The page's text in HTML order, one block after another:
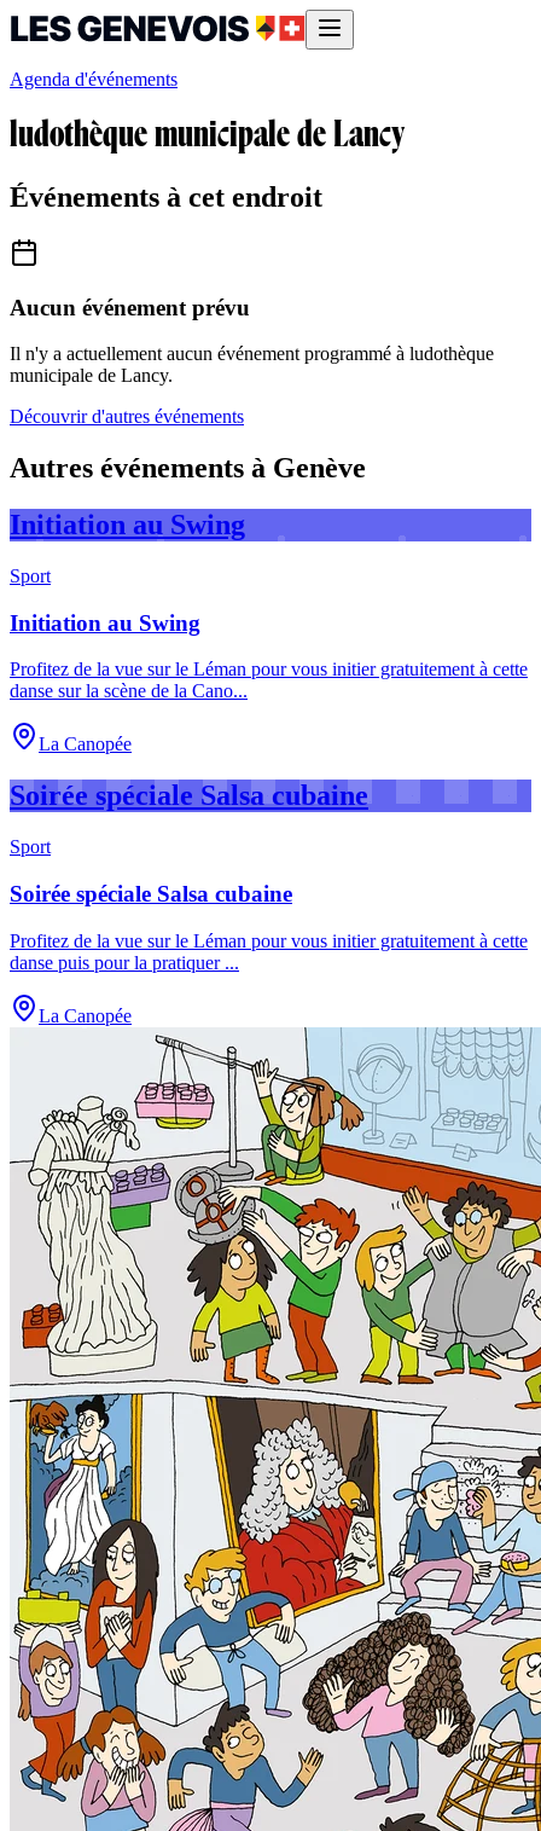
Agenda d'événements
ludothèque municipale de Lancy
Événements à cet endroit
Aucun événement prévu
Il n'y a actuellement aucun événement programmé à ludothèque
municipale de Lancy.
Découvrir d'autres événements
Autres événements à Genève
Initiation au Swing
Sport
Initiation au Swing
Profitez de la vue sur le Léman pour vous initier gratuitement à cette
danse sur la scène de la Cano...
La Canopée
Soirée spéciale Salsa cubaine
Sport
Soirée spéciale Salsa cubaine
Profitez de la vue sur le Léman pour vous initier gratuitement à cette
danse puis pour la pratiquer ...
La Canopée